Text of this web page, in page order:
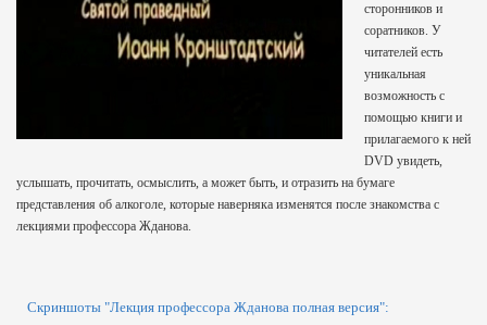
сторонников и
соратников. У
читателей есть
уникальная
возможность с
помощью книги и
прилагаемого к ней
DVD увидеть,
услышать, прочитать, осмыслить, а может быть, и отразить на бумаге
представления об алкоголе, которые наверняка изменятся после знакомства с
лекциями профессора Жданова.
Скриншоты "Лекция профессора Жданова полная версия":